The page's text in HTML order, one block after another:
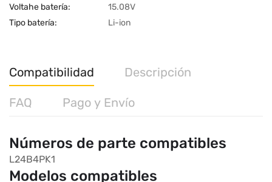
Voltahe batería:
15.08V
Tipo batería:
Li-ion
Compatibilidad Descripción
FAQ Pago y Envío
Números de parte compatibles
L24B4PK1
Modelos compatibles